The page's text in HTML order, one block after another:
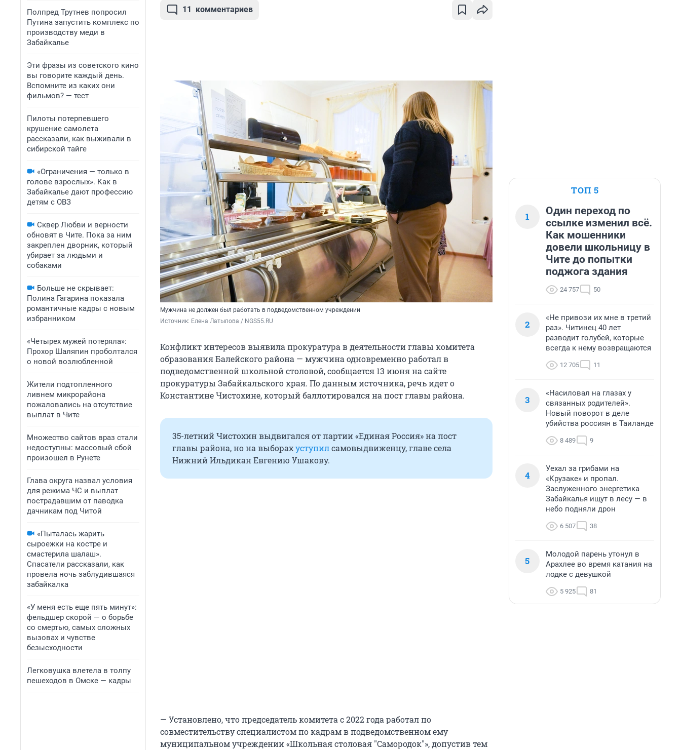
Полпред Трутнев попросил
Путина запустить комплекс по
производству меди в
Забайкалье
Эти фразы из советского кино
вы говорите каждый день.
Вспомните из каких они
фильмов? — тест
Пилоты потерпевшего
крушение самолета
рассказали, как выживали в
сибирской тайге
«Ограничения — только в
голове взрослых». Как в
Забайкалье дают профессию
детям с ОВЗ
Сквер Любви и верности
обновят в Чите. Пока за ним
закреплен дворник, который
убирает за людьми и
собаками
Больше не скрывает:
Полина Гагарина показала
романтичные кадры с новым
избранником
«Четырех мужей потеряла»:
Прохор Шаляпин проболтался
о новой возлюбленной
Жители подтопленного
ливнем микрорайона
пожаловались на отсутствие
выплат в Чите
Множество сайтов враз стали
недоступны: массовый сбой
произошел в Рунете
Глава округа назвал условия
для режима ЧС и выплат
пострадавшим от паводка
дачникам под Читой
«Пыталась жарить
сыроежки на костре и
смастерила шалаш».
Спасатели рассказали, как
провела ночь заблудившаяся
забайкалка
«У меня есть еще пять минут»:
фельдшер скорой — о борьбе
со смертью, самых сложных
вызовах и чувстве
безысходности
Легковушка влетела в толпу
пешеходов в Омске — кадры
11 комментариев
Мужчина не должен был работать в подведомственном учреждении
Источник: Елена Латыпова / NGS55.RU
Конфликт интересов выявила прокуратура в деятельности главы комитета
образования Балейского района — мужчина одновременно работал в
подведомственной школьной столовой, сообщается 13 июня на сайте
прокуратуры Забайкальского края. По данным источника, речь идет о
Константине Чистохине, который баллотировался на пост главы района.
35-летний Чистохин выдвигался от партии «Единая Россия» на пост
главы района, но на выборахуступилсамовыдвиженцу, главе села
Нижний Ильдикан Евгению Ушакову.
— Установлено, что председатель комитета с 2022 года работал по
совместительству специалистом по кадрам в подведомственном ему
муниципальном учреждении «Школьная столовая "Самородок"», допустив тем
ТОП 5
1
Один переход по
ссылке изменил всё.
Как мошенники
довели школьницу в
Чите до попытки
поджога здания
24 757 50
2
«Не привози их мне в третий
раз». Читинец 40 лет
разводит голубей, которые
всегда к нему возвращаются
12 705 11
3
«Насиловал на глазах у
связанных родителей».
Новый поворот в деле
убийства россиян в Таиланде
8 489 9
4
Уехал за грибами на
«Крузаке» и пропал.
Заслуженного энергетика
Забайкалья ищут в лесу — в
небо подняли дрон
6 507 38
5
Молодой парень утонул в
Арахлее во время катания на
лодке с девушкой
5 925 81